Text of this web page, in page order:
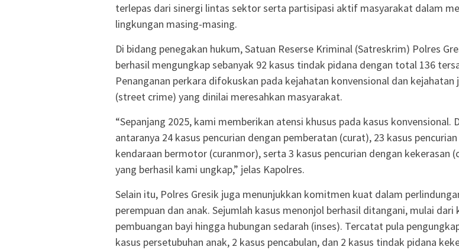
terlepas dari sinergi lintas sektor serta partisipasi aktif masyarakat dalam
lingkungan masing-masing.
Di bidang penegakan hukum, Satuan Reserse Kriminal (Satreskrim) Polres
berhasil mengungkap sebanyak 92 kasus tindak pidana dengan total 136
Penanganan perkara difokuskan pada kejahatan konvensional dan kejahatan
(street crime) yang dinilai meresahkan masyarakat.
“Sepanjang 2025, kami memberikan atensi khusus pada kasus konvensional.
antaranya 24 kasus pencurian dengan pemberatan (curat), 23 kasus pencurian
kendaraan bermotor (curanmor), serta 3 kasus pencurian dengan kekerasan
yang berhasil kami ungkap,” jelas Kapolres.
Selain itu, Polres Gresik juga menunjukkan komitmen kuat dalam
perempuan dan anak. Sejumlah kasus menonjol berhasil ditangani, mulai dari
pembuangan bayi hingga hubungan sedarah (inses). Tercatat pula
kasus persetubuhan anak, 2 kasus pencabulan, dan 2 kasus tindak pidana